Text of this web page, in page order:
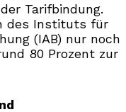
Tarifbindung.
des Instituts für
(IAB) nur noch
80 Prozent zur